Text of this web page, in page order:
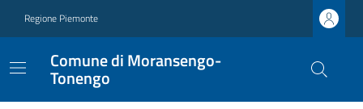
Regione Piemonte
Comune di Moransengo-
Tonengo